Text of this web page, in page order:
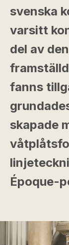
svenska
varsitt
del av
fanns
skapade
Époque-